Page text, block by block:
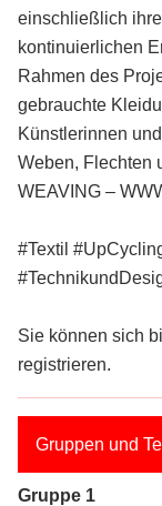
einschließlich
kontinuierlichen
Rahmen des
gebrauchte
Künstlerinnen
Weben, Flechten
WEAVING –
#Textil
Sie können sich
registrieren.
Gruppen und
Gruppe 1